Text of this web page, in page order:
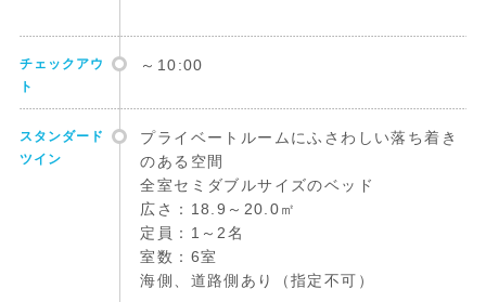
チェックアウ
ト
～10:00
スタンダード
ツイン
プライベートルームにふさわしい落ち着き
のある空間
全室セミダブルサイズのベッド
広さ：18.9～20.0㎡
定員：1～2名
室数：6室
海側、道路側あり（指定不可）